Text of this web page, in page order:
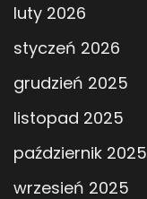
luty 2026
styczeń 2026
grudzień 2025
listopad 2025
październik 2025
wrzesień 2025